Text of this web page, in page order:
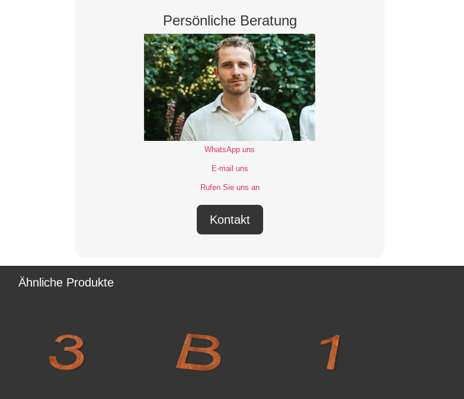
Persönliche Beratung
WhatsApp uns
E-mail uns
Rufen Sie uns an
Kontakt
Ähnliche Produkte